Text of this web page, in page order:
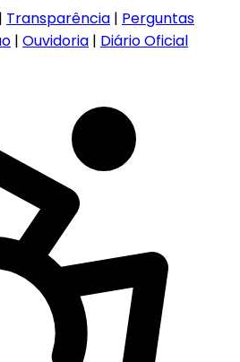
| Transparência | Perguntas
| Ouvidoria | Diário Oficial